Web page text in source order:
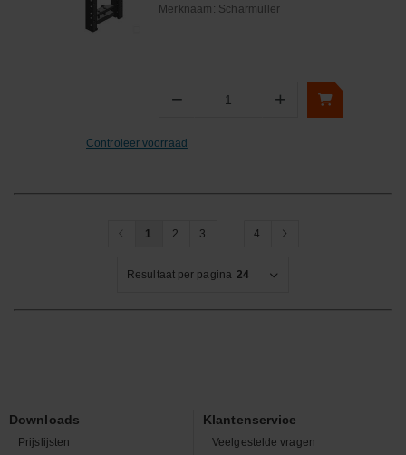
Merknaam: Scharmüller
− Aantal +
Controleer voorraad
1 2 3 ... 4
Resultaat per pagina 24
Downloads
Prijslijsten
Klantenservice
Veelgestelde vragen